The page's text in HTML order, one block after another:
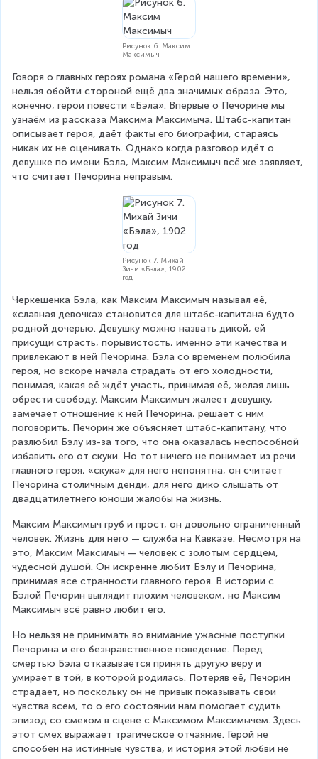
Рисунок 6. Максим
Максимыч
Говоря о главных героях романа «Герой нашего времени»,
нельзя обойти стороной ещё два значимых образа. Это,
конечно, герои повести «Бэла». Впервые о Печорине мы
узнаём из рассказа Максима Максимыча. Штабс-капитан
описывает героя, даёт факты его биографии, стараясь
никак их не оценивать. Однако когда разговор идёт о
девушке по имени Бэла, Максим Максимыч всё же заявляет,
что считает Печорина неправым.
Рисунок 7. Михай
Зичи «Бэла», 1902
год
Черкешенка Бэла, как Максим Максимыч называл её,
«славная девочка» становится для штабс-капитана будто
родной дочерью. Девушку можно назвать дикой, ей
присущи страсть, порывистость, именно эти качества и
привлекают в ней Печорина. Бэла со временем полюбила
героя, но вскоре начала страдать от его холодности,
понимая, какая её ждёт участь, принимая её, желая лишь
обрести свободу. Максим Максимыч жалеет девушку,
замечает отношение к ней Печорина, решает с ним
поговорить. Печорин же объясняет штабс-капитану, что
разлюбил Бэлу из-за того, что она оказалась неспособной
избавить его от скуки. Но тот ничего не понимает из речи
главного героя, «скука» для него непонятна, он считает
Печорина столичным денди, для него дико слышать от
двадцатилетнего юноши жалобы на жизнь.
Максим Максимыч груб и прост, он довольно ограниченный
человек. Жизнь для него — служба на Кавказе. Несмотря на
это, Максим Максимыч — человек с золотым сердцем,
чудесной душой. Он искренне любит Бэлу и Печорина,
принимая все странности главного героя. В истории с
Бэлой Печорин выглядит плохим человеком, но Максим
Максимыч всё равно любит его.
Но нельзя не принимать во внимание ужасные поступки
Печорина и его безнравственное поведение. Перед
смертью Бэла отказывается принять другую веру и
умирает в той, в которой родилась. Потеряв её, Печорин
страдает, но поскольку он не привык показывать свои
чувства всем, то о его состоянии нам помогает судить
эпизод со смехом в сцене с Максимом Максимычем. Здесь
этот смех выражает трагическое отчаяние. Герой не
способен на истинные чувства, и история этой любви не